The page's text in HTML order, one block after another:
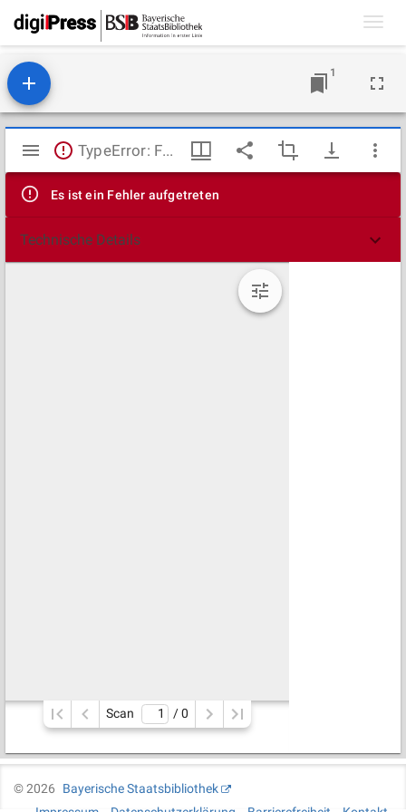
1
Mirador
Viewer
TypeError: Failed to fetch
Es ist ein Fehler aufgetreten
Technische Details
Scan / 0
©2026
Bayerische Staatsbibliothek